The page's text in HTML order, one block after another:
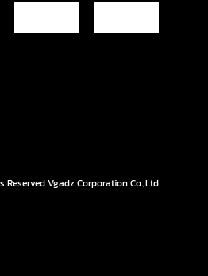
Reserved Vgadz Corporation Co.,Ltd